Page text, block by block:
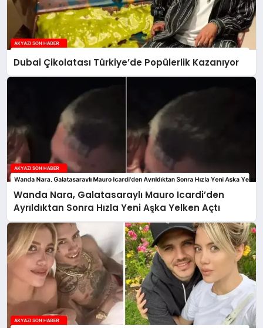
Dubai Çikolatası Türkiye’de Popülerlik Kazanıyor
Wanda Nara, Galatasaraylı Mauro Icardi’den
Ayrıldıktan Sonra Hızla Yeni Aşka Yelken Açtı